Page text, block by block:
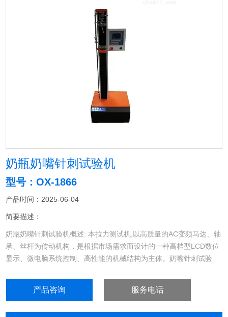
奶瓶奶嘴针刺试验机
型号：OX-1866
产品时间：2025-06-04
简要描述：
奶瓶奶嘴针刺试验机概述: 本拉力测试机,以高质量的AC变频马达、轴
承、丝杆为传动机构，是根据市场需求而设计的一种高档型LCD数位
显示、微电脑系统控制、高性能的机械结构为主体。奶嘴针刺试验
产品咨询 服务电话